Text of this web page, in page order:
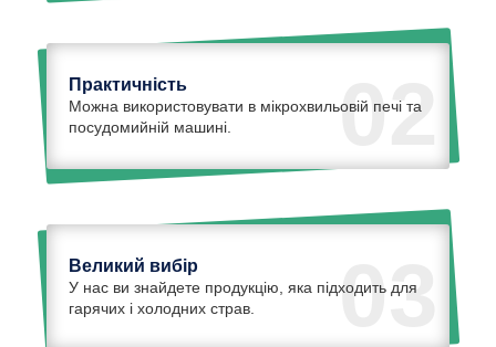
02
Практичність
Можна використовувати в мікрохвильовій печі та
посудомийній машині.
03
Великий вибір
У нас ви знайдете продукцію, яка підходить для
гарячих і холодних страв.